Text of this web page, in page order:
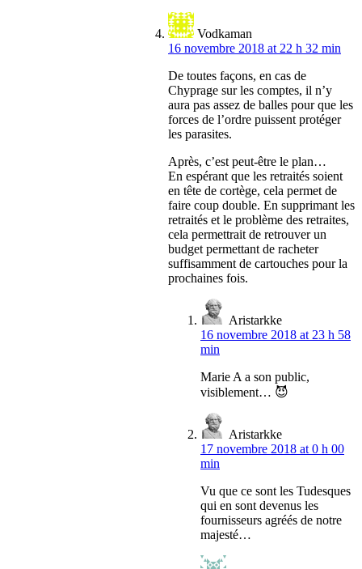
Vodkaman
16 novembre 2018 at 22 h 32 min
De toutes façons, en cas de
Chyprage sur les comptes, il n’y
aura pas assez de balles pour que les
forces de l’ordre puissent protéger
les parasites.
Après, c’est peut-être le plan…
En espérant que les retraités soient
en tête de cortège, cela permet de
faire coup double. En supprimant les
retraités et le problème des retraites,
cela permettrait de retrouver un
budget permettant de racheter
suffisamment de cartouches pour la
prochaines fois.
Aristarkke
16 novembre 2018 at 23 h 58
min
Marie A a son public,
visiblement… 😈
Aristarkke
17 novembre 2018 at 0 h 00
min
Vu que ce sont les Tudesques
qui en sont devenus les
fournisseurs agréés de notre
majesté…